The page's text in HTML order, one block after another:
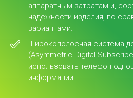
аппаратным затратам и,
надежности изделия, по
вариантами.
Широкополосная система
(Asymmetric Digital
использовать телефон
информации.